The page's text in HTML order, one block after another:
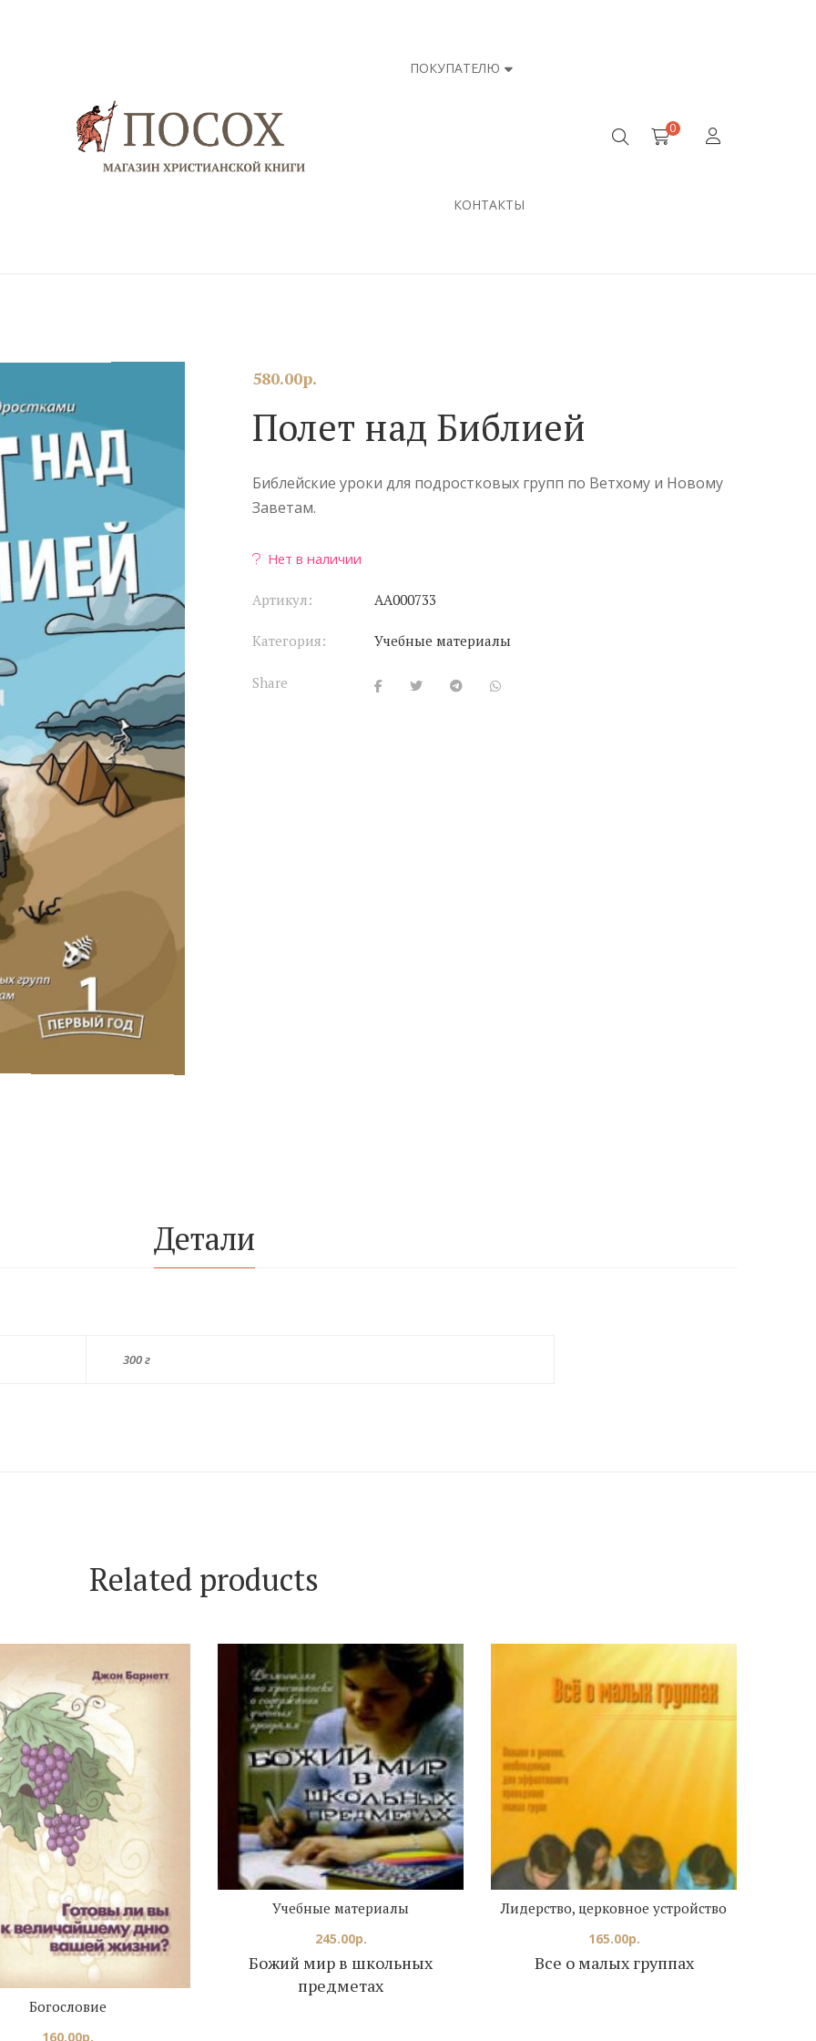
ПОКУПАТЕЛЮ
КОНТАКТЫ
0
580.00р.
Полет над Библией
Библейские уроки для подростковых групп по Ветхому и Новому
Заветам.
Нет в наличии
Артикул: АА000733
Категория: Учебные материалы
Share
Детали
300 г
Related products
Богословие
160.00р.
Божий мир в школьных
предметах
Учебные материалы
245.00р.
Все о малых группах
Лидерство, церковное устройство
165.00р.